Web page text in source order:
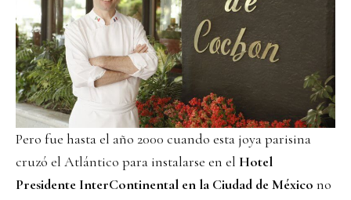
Pero fue hasta el año 2000 cuando esta joya parisina
cruzó el Atlántico para instalarse en el Hotel
Presidente InterContinental en la Ciudad de México no